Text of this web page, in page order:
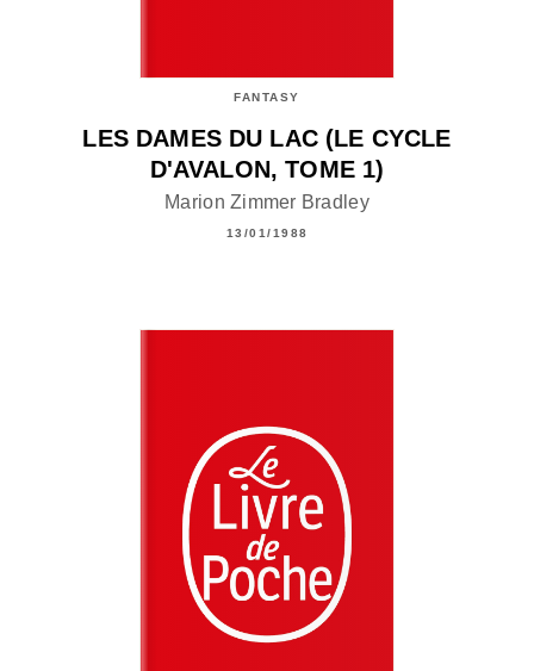
FANTASY
LES DAMES DU LAC (LE CYCLE
D'AVALON, TOME 1)
Marion Zimmer Bradley
13/01/1988